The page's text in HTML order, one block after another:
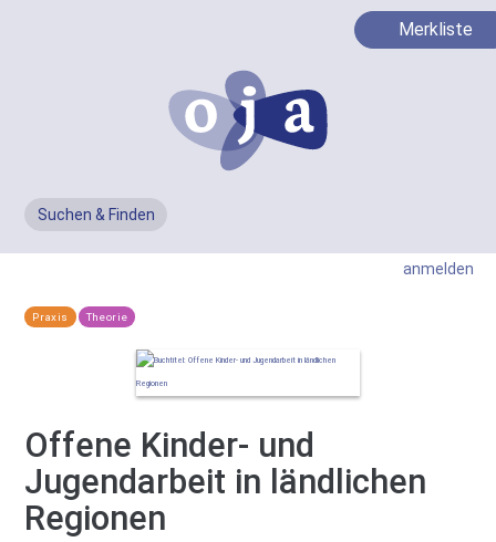
Suchen & Finden
Merkliste
anmelden
Praxis Theorie
Offene Kinder- und
Jugendarbeit in ländlichen
Regionen